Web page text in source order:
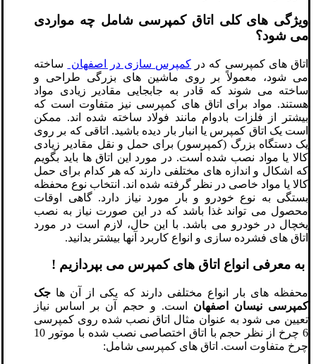
ویژگی های کلی اتاق کمپرسی شامل چه مواردی
می شود؟
اتاق های کمپرسی که در کمپرس سازی در اصفهان
ساخته
می شود، معمولاً بر روی ماشین های بزرگی طراحی و
ساخته می شوند که قادر به جابجایی مقادیر زیادی مواد
هستند. مواد برای اتاق های کمپرسی نیز متفاوت است که
بیشتر از فلزات بادوام مانند فولاد ساخته شده اند. ممکن
است یک اتاق کمپرس یا انبار بار دیده باشید. اتاقی که بر روی
یک دستگاه بزرگ (کمپرسور) برای حمل و نقل مقادیر زیادی
کالا یا مواد نصب شده است. در مورد این اتاق ها باید بگویم
که اشکال و اندازه های مختلفی دارند که هر کدام برای حمل
کالا یا مواد خاصی در نظر گرفته شده اند. انتخاب نوع محفظه
بستگی به نوع خودرو و بار مورد نیاز دارد. گاهی اوقات
محصول می تواند غذا باشد که در این صورت نیاز به نصب
یخچال در خودرو می باشد. با این حال، لازم است در مورد
اتاق های فشرده سازی و انواع کاربرد آنها بیشتر بدانید.
به معرفی انواع اتاق های کمپرس می بپردازیم !
محفظه های بار انواع مختلفی دارند که یکی از آن ها جک
کمپرسی نیسان اصفهان است. و حجم آن بر اساس نیاز
تعیین می شود به عنوان مثال اتاق نصب شده روی کمپرسی
6 چرخ از نظر حجم با اتاق اختصاصی نصب شده با موتور 10
چرخ متفاوت است. اتاق های کمپرسی شامل: